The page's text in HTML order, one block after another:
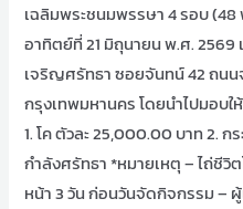
เฉลิมพระชนมพรรษา 4 รอบ
อาทิตย์ที่ 21 มิถุนายน พ.ศ. 2569
เจริญศรัทธา ซอยจันทน์ 42 ถนน
กรุงเทพมหานคร โดยนำไปมอบ
1. โค ตัวละ 25,000.00 บาท 2.
กำลังศรัทธา *หมายเหตุ – ไถ่ชี
หน้า 3 วัน ก่อนวันจัดกิจกรรม –